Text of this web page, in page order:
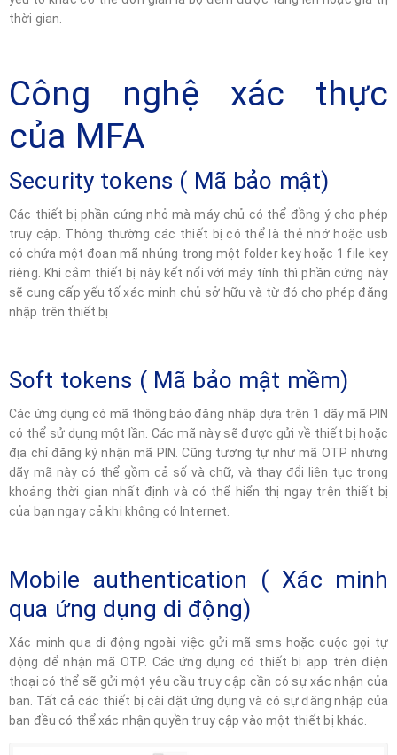
thời gian.
Công nghệ xác thực
của MFA
Security tokens ( Mã bảo mật)
Các thiết bị phần cứng nhỏ mà máy chủ có thể đồng ý cho phép
truy cập. Thông thường các thiết bị có thể là thẻ nhớ hoặc usb
có chứa một đoạn mã nhúng trong một folder key hoặc 1 file key
riêng. Khi cắm thiết bị này kết nối với máy tính thì phần cứng này
sẽ cung cấp yếu tố xác minh chủ sở hữu và từ đó cho phép đăng
nhập trên thiết bị
Soft tokens ( Mã bảo mật mềm)
Các ứng dụng có mã thông báo đăng nhập dựa trên 1 dãy mã PIN
có thể sử dụng một lần. Các mã này sẽ được gửi về thiết bị hoặc
địa chỉ đăng ký nhận mã PIN. Cũng tương tự như mã OTP nhưng
dãy mã này có thể gồm cả số và chữ, và thay đổi liên tục trong
khoảng thời gian nhất định và có thể hiển thị ngay trên thiết bị
của bạn ngay cả khi không có Internet.
Mobile authentication ( Xác minh
qua ứng dụng di động)
Xác minh qua di động ngoài việc gửi mã sms hoặc cuộc gọi tự
động để nhận mã OTP. Các ứng dụng có thiết bị app trên điện
thoại có thể sẽ gửi một yêu cầu truy cập cần có sự xác nhận của
bạn. Tất cả các thiết bị cài đặt ứng dụng và có sự đăng nhập của
bạn đều có thể xác nhận quyền truy cập vào một thiết bị khác.